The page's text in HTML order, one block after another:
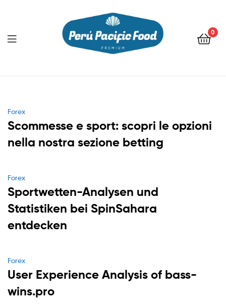
0
Menu
Categories
Forex
Scommesse e sport: scopri le opzioni
nella nostra sezione betting
Categories
Forex
Sportwetten-Analysen und
Statistiken bei SpinSahara
entdecken
Categories
Forex
User Experience Analysis of bass-
wins.pro